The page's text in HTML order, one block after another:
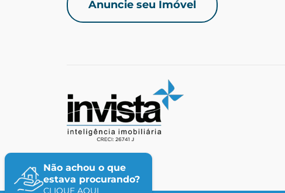
Anuncie seu Imóvel
Não achou o que
estava procurando?
CLIQUE AQUI